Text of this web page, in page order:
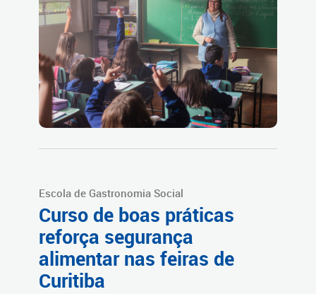
Escola de Gastronomia Social
Curso de boas práticas
reforça segurança
alimentar nas feiras de
Curitiba